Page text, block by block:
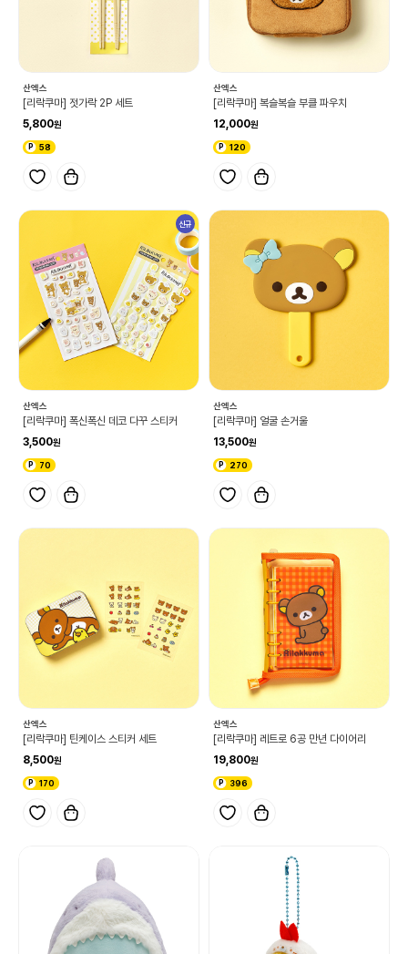
산엑스
[리락쿠마] 젓가락 2P 세트
5,800
58
산엑스
[리락쿠마] 복슬복슬 부클 파우치
12,000
120
신규
산엑스
[리락쿠마] 폭신폭신 데코 다꾸 스티커
3,500
70
산엑스
[리락쿠마] 얼굴 손거울
13,500
270
산엑스
[리락쿠마] 틴케이스 스티커 세트
8,500
170
산엑스
[리락쿠마] 레트로 6공 만년 다이어리
19,800
396